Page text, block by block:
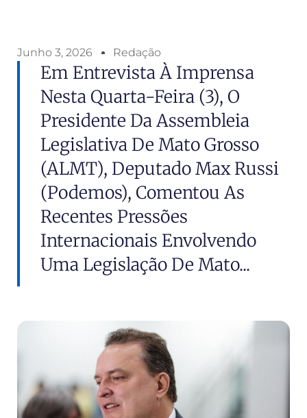
Junho 3, 2026 Redação
Em Entrevista À Imprensa
Nesta Quarta-Feira (3), O
Presidente Da Assembleia
Legislativa De Mato Grosso
(ALMT), Deputado Max Russi
(Podemos), Comentou As
Recentes Pressões
Internacionais Envolvendo
Uma Legislação De Mato...